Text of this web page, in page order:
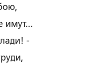
имут...
­-­